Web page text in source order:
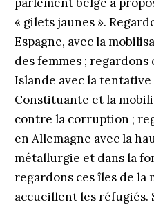
« gilets jaunes ».
Espagne, avec la
des femmes ; regardons
Islande avec la tentative
Constituante et la
contre la corruption ;
en Allemagne avec la
métallurgie et dans la
regardons ces îles de la
accueillent les réfugiés.